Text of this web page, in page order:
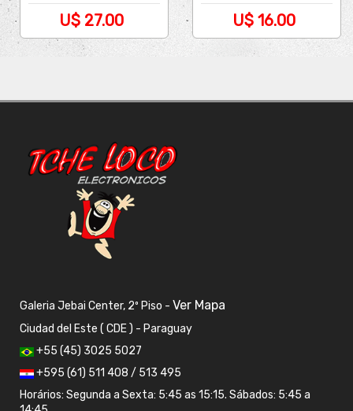
U$ 27.00 U$ 16.00
Galeria Jebai Center, 2º Piso - Ver Mapa
Ciudad del Este ( CDE ) - Paraguay
+55 (45) 3025 5027
+595 (61) 511 408 / 513 495
Horários: Segunda a Sexta: 5:45 as 15:15. Sábados: 5:45 a